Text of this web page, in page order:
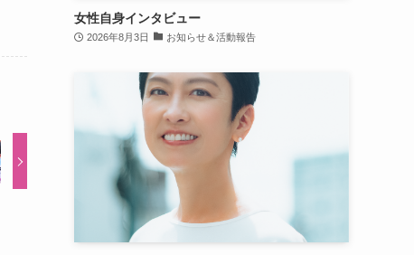
女性自身インタビュー
2026年8月3日 お知らせ＆活動報告